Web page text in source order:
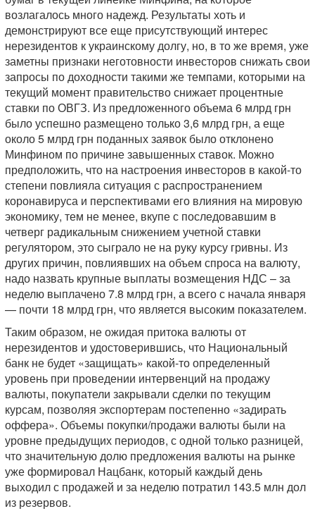
возлагалось много надежд. Результаты хоть и
демонстрируют все еще присутствующий интерес
нерезидентов к украинскому долгу, но, в то же время, уже
заметны признаки неготовности инвесторов снижать свои
запросы по доходности такими же темпами, которыми на
текущий момент правительство снижает процентные
ставки по ОВГЗ. Из предложенного объема 6 млрд грн
было успешно размещено только 3,6 млрд грн, а еще
около 5 млрд грн поданных заявок было отклонено
Минфином по причине завышенных ставок. Можно
предположить, что на настроения инвесторов в какой-то
степени повлияла ситуация с распространением
коронавируса и перспективами его влияния на мировую
экономику, тем не менее, вкупе с последовавшим в
четверг радикальным снижением учетной ставки
регулятором, это сыграло не на руку курсу гривны. Из
других причин, повлиявших на объем спроса на валюту,
надо назвать крупные выплаты возмещения НДС – за
неделю выплачено 7.8 млрд грн, а всего с начала января
— почти 18 млрд грн, что является высоким показателем.
Таким образом, не ожидая притока валюты от
нерезидентов и удостоверившись, что Национальный
банк не будет «защищать» какой-то определенный
уровень при проведении интервенций на продажу
валюты, покупатели закрывали сделки по текущим
курсам, позволяя экспортерам постепенно «задирать
оффера». Объемы покупки/продажи валюты были на
уровне предыдущих периодов, с одной только разницей,
что значительную долю предложения валюты на рынке
уже формировал Нацбанк, который каждый день
выходил с продажей и за неделю потратил 143.5 млн дол
из резервов.